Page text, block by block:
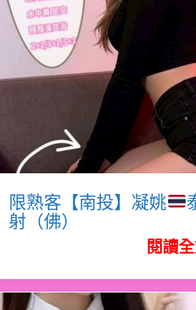
限熟客【南投】凝姚
射（佛）
閱讀